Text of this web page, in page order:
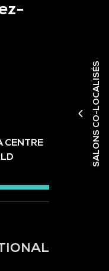
SALONS CO-LOCALISÉS
CENTRE